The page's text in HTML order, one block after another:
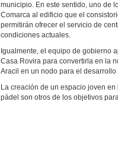
municipio. En este sentido, uno de
Comarca al edificio que el
permitirán ofrecer el servicio de
condiciones actuales.
Igualmente, el equipo de gobierno
Casa Rovira para convertirla en la
Aracil en un nodo para el
La creación de un espacio joven
pádel son otros de los objetivos